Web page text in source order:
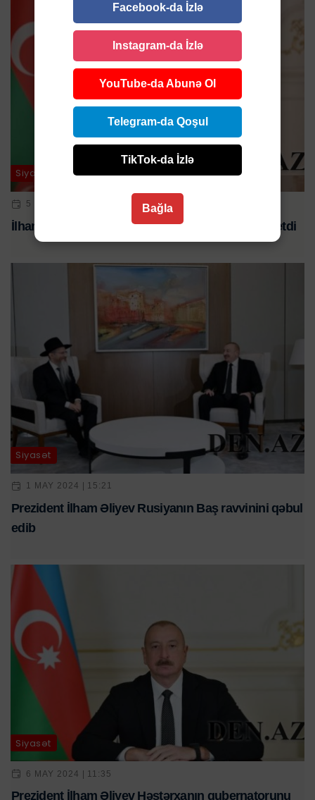
Siyasət
5 IYL 2024 | 14:52
İlham Əliyev Şuşada TDT-nin Baş katibini qəbul etdi
Siyasət
1 MAY 2024 | 15:21
Prezident İlham Əliyev Rusiyanın Baş ravvinini qəbul
edib
Siyasət
6 MAY 2024 | 11:35
Prezident İlham Əliyev Həştərxanın qubernatorunu
Facebook-da İzlə
Instagram-da İzlə
YouTube-da Abunə Ol
Telegram-da Qoşul
TikTok-da İzlə
Bağla